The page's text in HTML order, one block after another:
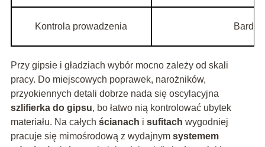
Kontrola prowadzenia
Przy gipsie i gładziach wybór mocno zależy od skali
pracy. Do miejscowych poprawek, narożników,
przyokiennych detali dobrze nada się oscylacyjna
szlifierka do gipsu, bo łatwo nią kontrolować ubytek
materiału. Na całych ścianach i sufitach wygodniej
pracuje się mimośrodową z wydajnym systemem